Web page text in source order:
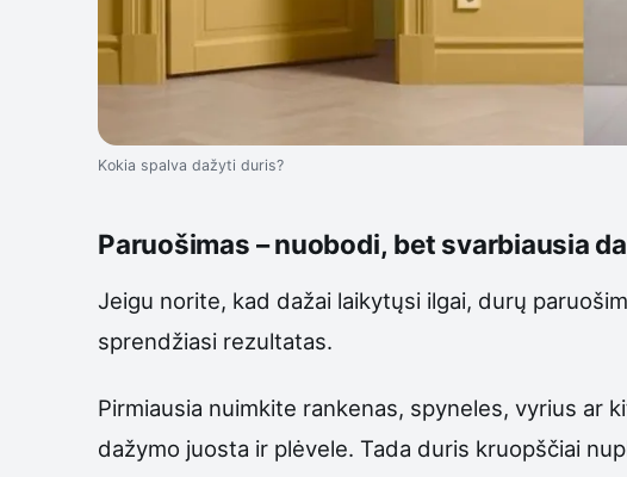
Kokia spalva dažyti duris?
Paruošimas – nuobodi, bet svarbiausia
Jeigu norite, kad dažai laikytųsi ilgai, durų
sprendžiasi rezultatas.
Pirmiausia nuimkite rankenas, spyneles, vyrius ar
dažymo juosta ir plėvele. Tada duris kruopščiai